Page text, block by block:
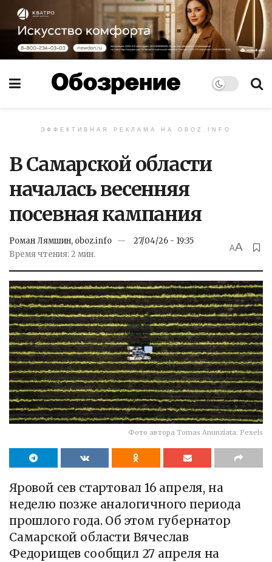
ЭФФЕКТИВНАЯ РЕКЛАМА НА OBOZ.INFO
В Самарской области
началась весенняя
посевная кампания
Роман Лямшин, oboz.info
27/04/26 - 19:35
Время чтения: 2 мин.
AA
Фото автора Tomas Anunziata: Pexels
Яровой сев стартовал 16 апреля, на
неделю позже аналогичного периода
прошлого года. Об этом губернатор
Самарской области Вячеслав
Федорищев сообщил 27 апреля на